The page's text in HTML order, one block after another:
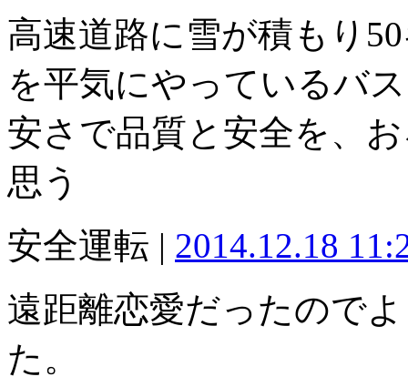
高速道路に雪が積もり
を平気にやっているバ
安さで品質と安全を、
思う
安全運転 | 2014.12.18
遠距離恋愛だったので
た。